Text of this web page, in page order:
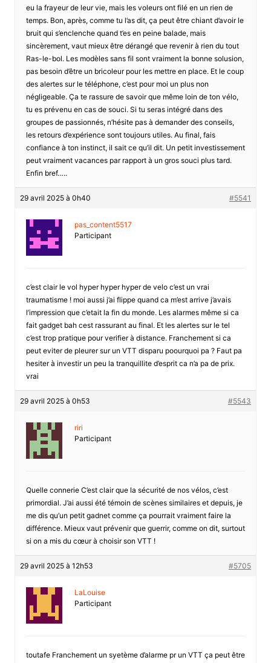
eu la frayeur de leur vie, mais les voleurs ont filé en un rien de
temps. Bon, après, comme tu l’as dit, ça peut être chiant d’avoir le
bruit qui s’enclenche quand t’es en peine balade, mais
sincèrement, vaut mieux être dérangé que revenir à rien du tout
Ras-le-bol. Les modèles sans fil sont vraiment la bonne solusion,
pas besoin d’être un bricoleur pour les mettre en place. Et le coup
des alertes sur le téléphone, c’est pour moi un plus non
négligeable. Ça te rassure de savoir que même loin de ton vélo,
tu es prévenu en cas de souci. Si tu seras intégré dans des
groupes de passionnés, n’hésite pas à demander des conseils,
les retours d’expérience sont toujours utiles. Au final, fais
confiance à ton instinct, il sait ce qu’il dit. Un petit investissement
peut vraiment vacances par rapport à un gros souci plus tard.
Enfin bref…..
29 avril 2025 à 0h40 #5541
pas_content5517
Participant
c’est clair le vol hyper hyper hyper de velo c’est un vrai
traumatisme ! moi aussi j’ai flippe quand ca m’est arrive j’avais
l’impression que c’etait la fin du monde. Les alarmes même si ca
fait gadget bah cest rassurant au final. Et les alertes sur le tel
c’est trop pratique pour verifier à distance. Franchement si ca
peut eviter de pleurer sur un VTT disparu poourquoi pa ? Faut pa
hesiter à investir un peu la tranquillite d’esprit ca n’a pa de prix.
vrai
29 avril 2025 à 0h53 #5543
riri
Participant
Quelle connerie C’est clair que la sécurité de nos vélos, c’est
primordial. J’ai aussi été témoin de scènes similaires et depuis, je
me dis qu’un petit gadnet comme ça pourrait vraiment faire la
différence. Mieux vaut prévenir que guerrir, comme on dit, surtout
si on a mis du cœur à choisir son VTT !
29 avril 2025 à 12h53 #5705
LaLouise
Participant
toutafe Franchement un syetème d’alarme pr un VTT ça peut être